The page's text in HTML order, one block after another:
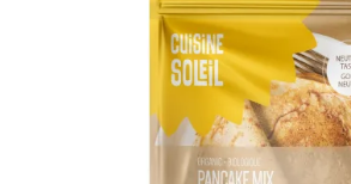
CART
FR
ADD TO CART